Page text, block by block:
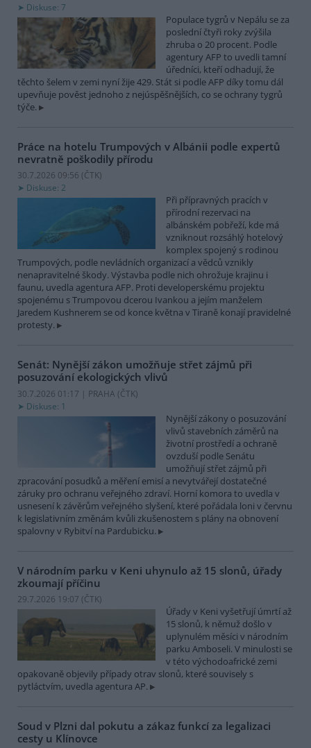
Diskuse: 7
Populace tygrů v Nepálu se za
poslední čtyři roky zvýšila
zhruba o 20 procent. Podle
agentury AFP to uvedli tamní
úředníci, kteří odhadují, že
těchto šelem v zemi nyní žije 429. Stát si podle AFP díky tomu dál
upevňuje pověst jednoho z nejúspěšnějších, co se ochrany tygrů
týče.
Práce na hotelu Trumpových v Albánii podle expertů
nevratně poškodily přírodu
30.7.2026 09:56 (ČTK)
Diskuse: 2
Při přípravných pracích v
přírodní rezervaci na
albánském pobřeží, kde má
vzniknout rozsáhlý hotelový
komplex spojený s rodinou
Trumpových, podle nevládních organizací a vědců vznikly
nenapravitelné škody. Výstavba podle nich ohrožuje krajinu i
faunu, uvedla agentura AFP. Proti developerskému projektu
spojenému s Trumpovou dcerou Ivankou a jejím manželem
Jaredem Kushnerem se od konce května v Tiraně konají pravidelné
protesty.
Senát: Nynější zákon umožňuje střet zájmů při
posuzování ekologických vlivů
30.7.2026 01:17 | PRAHA (ČTK)
Diskuse: 1
Nynější zákony o posuzování
vlivů stavebních záměrů na
životní prostředí a ochraně
ovzduší podle Senátu
umožňují střet zájmů při
zpracování posudků a měření emisí a nevytvářejí dostatečné
záruky pro ochranu veřejného zdraví. Horní komora to uvedla v
usnesení k závěrům veřejného slyšení, které pořádala loni v červnu
k legislativním změnám kvůli zkušenostem s plány na obnovení
spalovny v Rybitví na Pardubicku.
V národním parku v Keni uhynulo až 15 slonů, úřady
zkoumají příčinu
29.7.2026 19:07 (ČTK)
Úřady v Keni vyšetřují úmrtí až
15 slonů, k němuž došlo v
uplynulém měsíci v národním
parku Amboseli. V minulosti se
v této východoafrické zemi
opakovaně objevily případy otrav slonů, které souvisely s
pytláctvím, uvedla agentura AP.
Soud v Plzni dal pokutu a zákaz funkcí za legalizaci
cesty u Klínovce